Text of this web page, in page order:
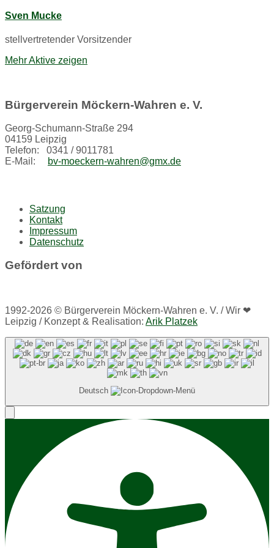
Sven Mucke
stellvertretender Vorsitzender
Mehr Aktive zeigen
Bürgerverein Möckern-Wahren e. V.
Georg-Schumann-Straße 294
04159 Leipzig
Telefon: 0341 / 9011781
E-Mail:
bv-moeckern-wahren@gmx.de
Satzung
Kontakt
Impressum
Datenschutz
Gefördert von
1992-2026 © Bürgerverein Möckern-Wahren e. V. / Wir ❤
Leipzig / Konzept & Realisation: Arik Platzek
Deutsch